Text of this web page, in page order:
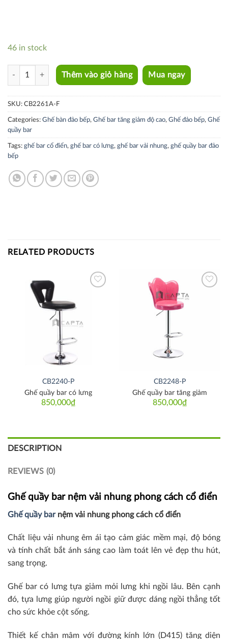
46 in stock
CB2261A-F quantity
Thêm vào giỏ hàng Mua ngay
SKU: CB2261A-F
Categories: Ghế bàn đảo bếp, Ghế bar tăng giảm độ cao, Ghế đảo bếp, Ghế
quầy bar
Tags: ghế bar cổ điển, ghế bar có lưng, ghế bar vải nhung, ghế quầy bar đảo
bếp
RELATED PRODUCTS
CB2240-P
850,000₫
Ghế quầy bar có lưng
CB2248-P
850,000₫
Ghế quầy bar tăng giảm
DESCRIPTION
REVIEWS (0)
Ghế quầy bar nệm vải nhung phong cách cổ điển
Ghế quầy barnệm vải nhung phong cách cổ điển
Chất liệu vải nhung êm ái tạo cảm giác mềm mại, độ bóng
và tính chất bắt ánh sáng cao làm toát lên vẻ đẹp thu hút,
sang trọng.
Ghế bar có lưng tựa giảm mỏi lưng khi ngồi lâu. Bên cạnh
đó, tựa lưng giúp người ngồi giữ được dáng ngồi thẳng tốt
cho sức khỏe cột sống.
Thiết kế chân mâm với đường kính lớn (D415) tăng diện